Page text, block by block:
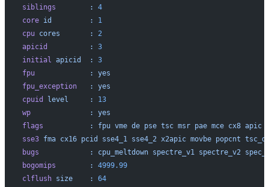
siblings
	:
4
core id
		:
1
cpu cores
	:
2
apicid
		:
3
initial apicid
	:
3
fpu
		:
yes
fpu_exception
	:
yes
cpuid
level
	:
13
wp
		:
yes
flags
		:
fpu vme de pse tsc msr pae mce cx8 apic
sse3 fma cx16 pcid sse4_1 sse4_2 x2apic movbe popcnt
bugs
		:
cpu_meltdown spectre_v1 spectre_v2
bogomips
	:
4999.99
clflush size
	:
64